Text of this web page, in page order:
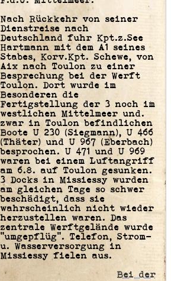
Nach Rückkehr von seiner
Dienstreise nach
Deutschland fuhr Kpt.z.See
Hartmann mit dem A1 seines
Stabes, Korv.Kpt. Schewe, von
Aix nach Toulon zu einer
Besprechung bei der Werft
Toulon. Dort wurde im
Besonderen die
Fertigstellung der 3 noch im
westlichen Mittelmeer und.
zwar in Toulon befindlichen
Boote U 230 (Siegmann), U 466
(Thäter) und U 967 (Eberbach)
besprochen. U 471 und U 969
waren bei einem Luftangriff
am 6.8. auf Toulon gesunken.
3 Docks in Missiessy wurden
am gleichen Tage so schwer
beschädigt, dass sie
wahrscheinlich nicht wieder
herzustellen waren. Das
zentrale Werftgelände wurde
"umgepflüg". Telefon, Strom-
u. Wasserversorgung in
Missiessy fielen aus.
Bei der